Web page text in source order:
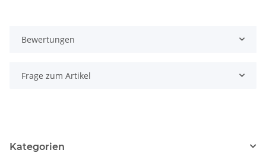
Bewertungen
Frage zum Artikel
Kategorien